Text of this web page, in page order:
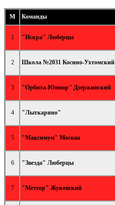
М Команды
1 "Искра" Люберцы
2 Школа №2031 Косино-Ухтомский
3 "Орбита-Юниор" Дзержинский
4 "Лыткарино"
5 "Максимум" Москва
6 "Звезда" Люберцы
7 "Метеор" Жуковский